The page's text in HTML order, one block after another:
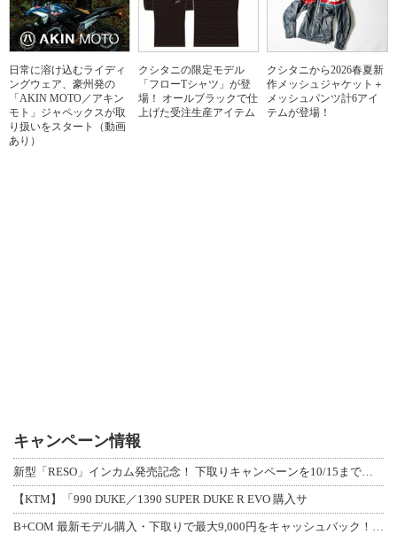
日常に溶け込むライディ
ングウェア、豪州発の
「AKIN MOTO／アキン
モト」ジャペックスが取
り扱いをスタート（動画
あり）
クシタニの限定モデル
「フローTシャツ」が登
場！ オールブラックで仕
上げた受注生産アイテム
クシタニから2026春夏新
作メッシュジャケット＋
メッシュパンツ計6アイ
テムが登場！
キャンペーン情報
【KTM】「990 DUKE／1390 SUPER DUKE R EVO 購入サ